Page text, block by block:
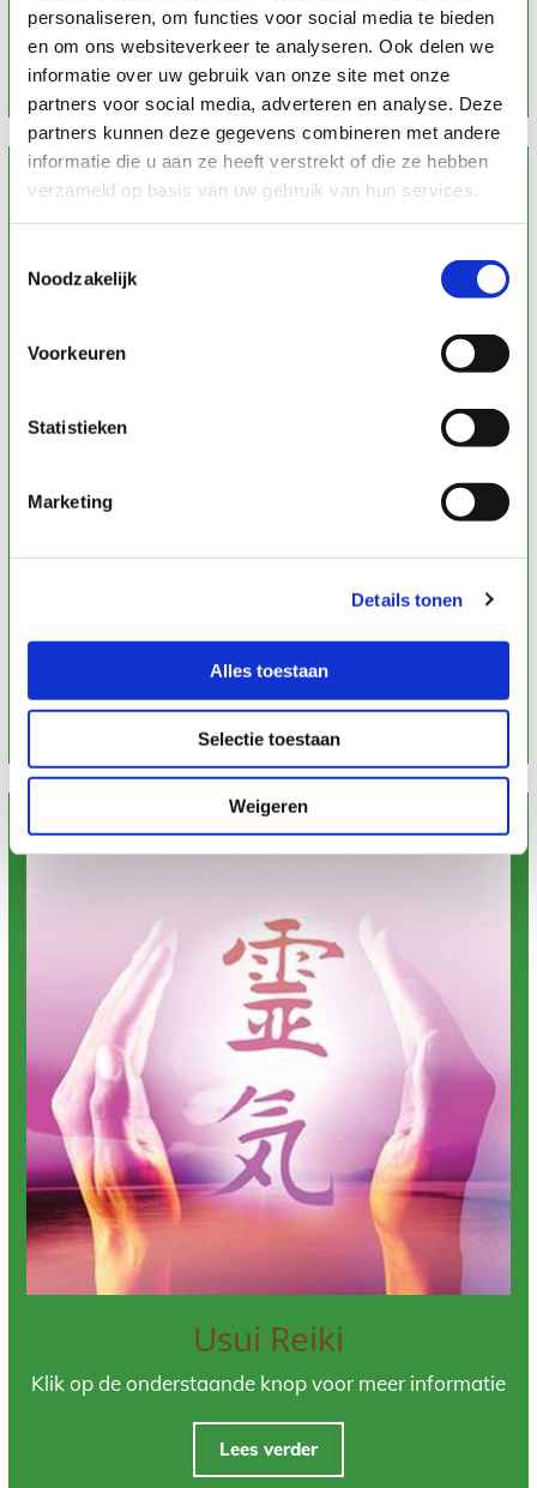
personaliseren, om functies voor social media te bieden
en om ons websiteverkeer te analyseren. Ook delen we
informatie over uw gebruik van onze site met onze
partners voor social media, adverteren en analyse. Deze
partners kunnen deze gegevens combineren met andere
informatie die u aan ze heeft verstrekt of die ze hebben
verzameld op basis van uw gebruik van hun services.
Noodzakelijk
Voorkeuren
Statistieken
Marketing
Details tonen
Alles toestaan
Selectie toestaan
Weigeren
Lees verder
Intuïtieve Massage
Lees verder
Usui Reiki
Klik op de onderstaande knop voor meer informatie
Lees verder